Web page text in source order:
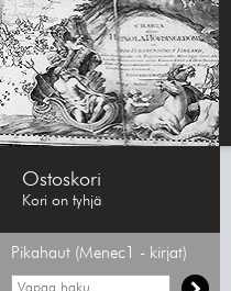
Ostoskori
Kori on tyhjä
Pikahaut (Menec1 - kirjat)
Vapaa